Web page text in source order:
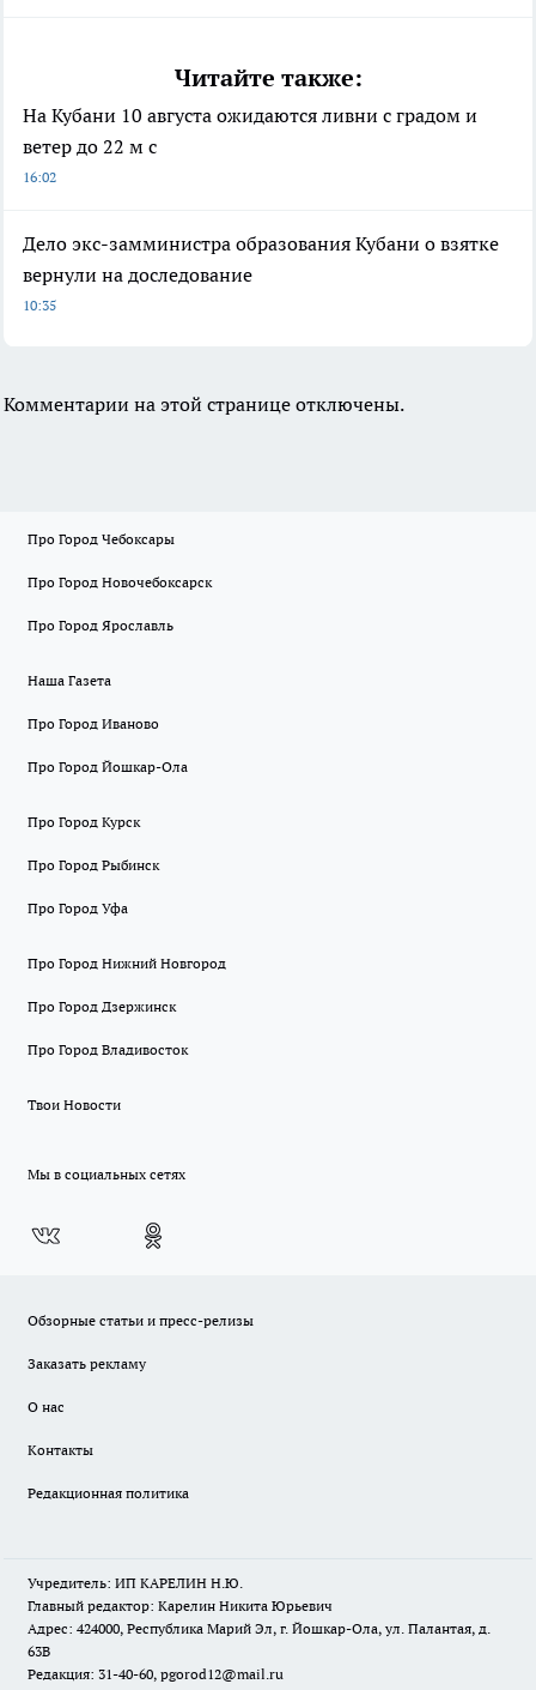
Читайте также:
На Кубани 10 августа ожидаются ливни с градом и
ветер до 22 м с
16:02
Дело экс-замминистра образования Кубани о взятке
вернули на доследование
10:35
Комментарии на этой странице отключены.
Про Город Чебоксары
Про Город Новочебоксарск
Про Город Ярославль
Наша Газета
Про Город Иваново
Про Город Йошкар-Ола
Про Город Курск
Про Город Рыбинск
Про Город Уфа
Про Город Нижний Новгород
Про Город Дзержинск
Про Город Владивосток
Твои Новости
Мы в социальных сетях
Обзорные статьи и пресс-релизы
Заказать рекламу
О нас
Контакты
Редакционная политика
Учредитель: ИП КАРЕЛИН Н.Ю.
Главный редактор: Карелин Никита Юрьевич
Адрес: 424000, Республика Марий Эл, г. Йошкар-Ола, ул. Палантая, д.
63В
Редакция: 31-40-60, pgorod12@mail.ru